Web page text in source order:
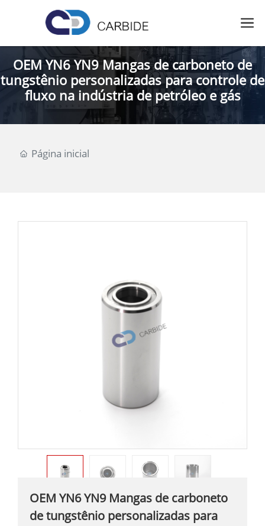
OEM YN6 YN9 Mangas de carboneto de
tungstênio personalizadas para controle de
fluxo na indústria de petróleo e gás
Página inicial
OEM YN6 YN9 Mangas de carboneto
de tungstênio personalizadas para